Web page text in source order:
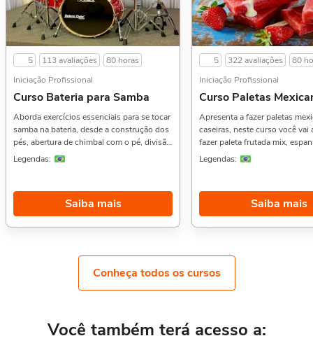
5 113 avaliações
80 horas
Iniciação Profissional
Curso Bateria para Samba
Aborda exercícios essenciais para se tocar
samba na bateria, desde a construção dos
pés, abertura de chimbal com o pé, divisão
em semi-colcheias, bossa nova, samba
enredo, tudo isso em várias fórmulas de
compasso.Gostou desse curso? Então veja
também o Curso de Guitarra Básico,,
Violão Básico, e Contrabaixo
curso possui 80 horas de carga horária.
Porém, se for concluído antes de 5 dias,
passa a ter 10 horas de carga horária.
Conforme nosso contrato e termos de uso.
Legendas:
Saiba mais
5 322 avaliações
80
Iniciação Profissional
Curso Paletas
Apresenta a fazer paletas
caseiras, neste curso você vai
fazer paleta frutada mix,
maracujá com mousse,
Básica,, Doces Gelados, e
Sobre a carga horária: O
horas de carga horária.
concluído antes de 5 dias,
contrato e termos de uso.
Legendas:
Saiba mais
Conheça todos os cursos
Você também terá acesso a: